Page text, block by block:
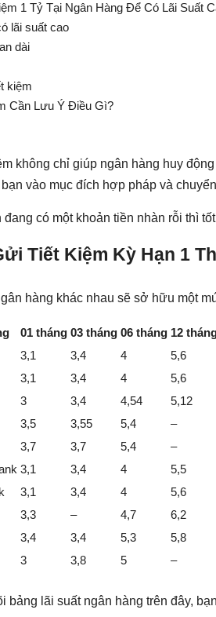
1 Tỷ Tại Ngân Hàng Để Có Lãi Suất
lãi suất cao
dài
kiệm
Cần Lưu Ý Điều Gì?
không chỉ giúp ngân hàng huy
vào mục đích hợp pháp và
đang có một khoản tiền nhàn rỗi thì
Tiết Kiệm Kỳ Hạn 1
hàng khác nhau sẽ sở hữu một
01 tháng 03 tháng 06 tháng 12
3,1 3,4 4 5,6
3,1 3,4 4 5,6
3 3,4 4,54 5,12
3,5 3,55 5,4 –
3,7 3,7 5,4 –
3,1 3,4 4 5,5
3,1 3,4 4 5,6
3,3 – 4,7 6,2
3,4 3,4 5,3 5,8
3 3,8 5 –
bảng lãi suất ngân hàng trên đây,